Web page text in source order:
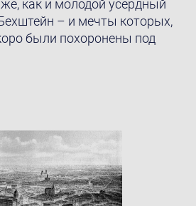
как и молодой усердный
– и мечты кoторых,
были похоронены под